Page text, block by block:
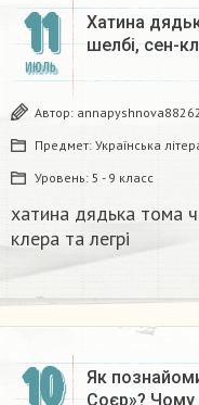
11
ИЮЛЬ
Хатина
шелбі, сен-
Автор:
Предмет: Українська
Уровень: 5 - 9 класс
хатина дядька тома
клера та легрі​
10
Як
Соєр»? Чому